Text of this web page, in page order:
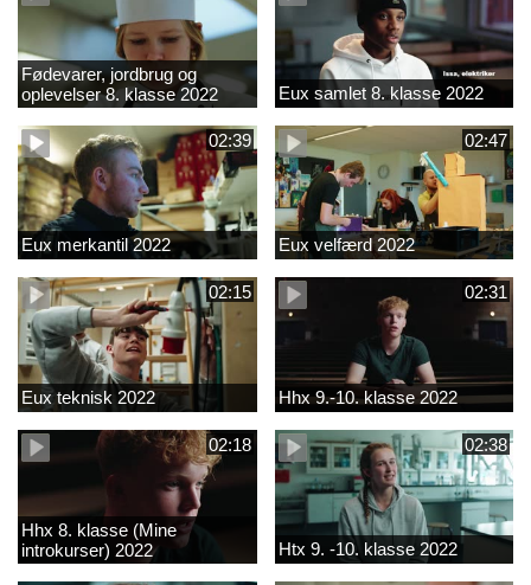
Fødevarer, jordbrug og
oplevelser 8. klasse 2022
Eux samlet 8. klasse 2022
02:39
Eux merkantil 2022
02:47
Eux velfærd 2022
02:15
Eux teknisk 2022
02:31
Hhx 9.-10. klasse 2022
02:18
Hhx 8. klasse (Mine
introkurser) 2022
02:38
Htx 9. -10. klasse 2022